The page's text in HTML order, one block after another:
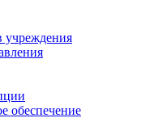
учреждения
обеспечение